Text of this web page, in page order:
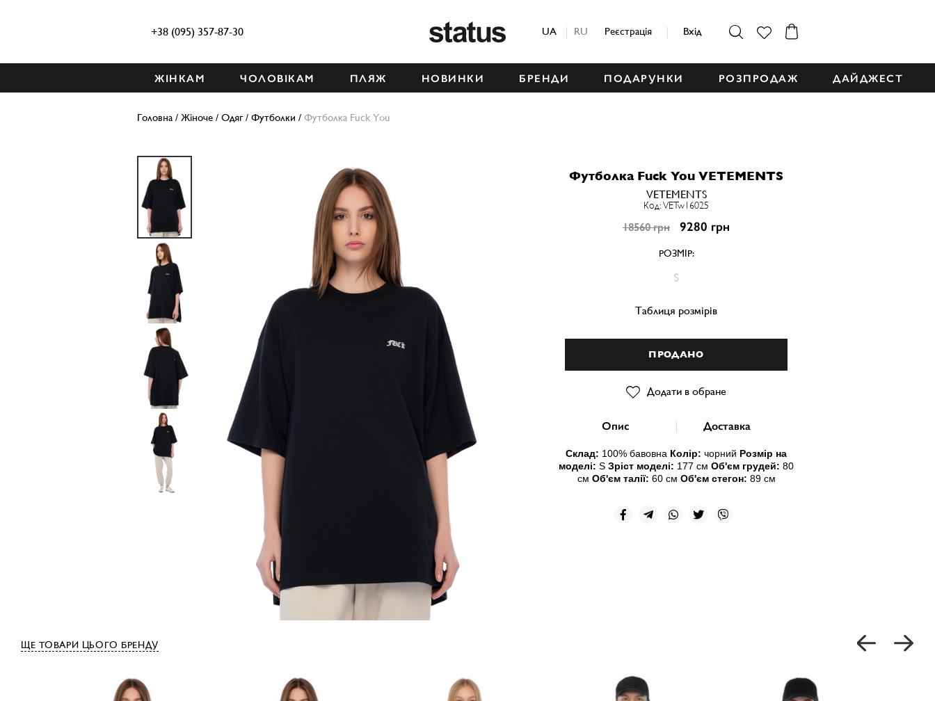
+38 (095) 357-87-30 UA RU Реєстрація Вхід
ЖІНКАМ ЧОЛОВІКАМ ПЛЯЖ НОВИНКИ БРЕНДИ ПОДАРУНКИ РОЗПРОДАЖ ДАЙДЖЕСТ
Головна / Жіноче / Одяг/ Футболки / Футболка Fuck You
Футболка Fuck You VETEMENTS
VETEMENTS
Код: VETw16025
18560 грн 9280 грн
РОЗМІР:
S
Таблиця розмірів
ПРОДАНО
Додати в обране
Опис Доставка
Склад: 100% бавовна Колір: чорний Розмір на
моделі: S Зріст моделі: 177 см Об'єм грудей: 80
см Об'єм талії: 60 см Об'єм стегон: 89 см
ЩЕ ТОВАРИ ЦЬОГО БРЕНДУ